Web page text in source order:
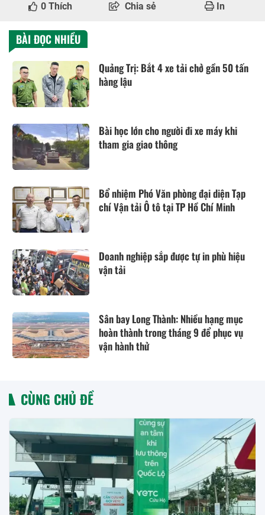
0 Thích Chia sẻ In
BÀI ĐỌC NHIỀU
Quảng Trị: Bắt 4 xe tải chở gần 50 tấn
hàng lậu
Bài học lớn cho người đi xe máy khi
tham gia giao thông
Bổ nhiệm Phó Văn phòng đại diện Tạp
chí Vận tải Ô tô tại TP Hồ Chí Minh
Doanh nghiệp sắp được tự in phù hiệu
vận tải
Sân bay Long Thành: Nhiều hạng mục
hoàn thành trong tháng 9 để phục vụ
vận hành thử
CÙNG CHỦ ĐỀ